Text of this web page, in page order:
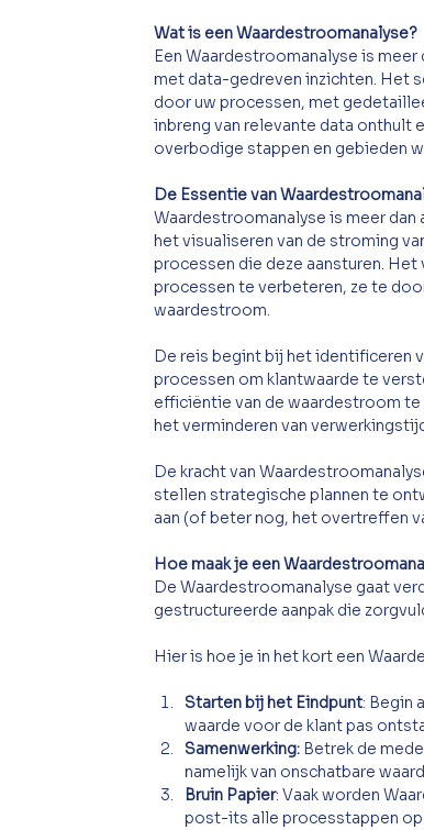
Wat is een Waardestroomanalyse?
Een Waardestroomanalyse is
met data-gedreven inzichten. Het
door uw processen, met
inbreng van relevante data onthult
overbodige stappen en gebieden
De Essentie van
Waardestroomanalyse is meer
het visualiseren van de stroming
processen die deze aansturen.
processen te verbeteren, ze te
waardestroom.
De reis begint bij het identificeren
processen om klantwaarde te
efficiëntie van de waardestroom
het verminderen van
De kracht van
stellen strategische plannen te
aan (of beter nog, het overtreffen
Hoe maak je een
De Waardestroomanalyse gaat
gestructureerde aanpak die
Hier is hoe je in het kort een
Starten bij het Eindpunt: Begin
waarde voor de klant pas
Samenwerking: Betrek de
namelijk van onschatbare
Bruin Papier: Vaak worden
post-its alle processtappen